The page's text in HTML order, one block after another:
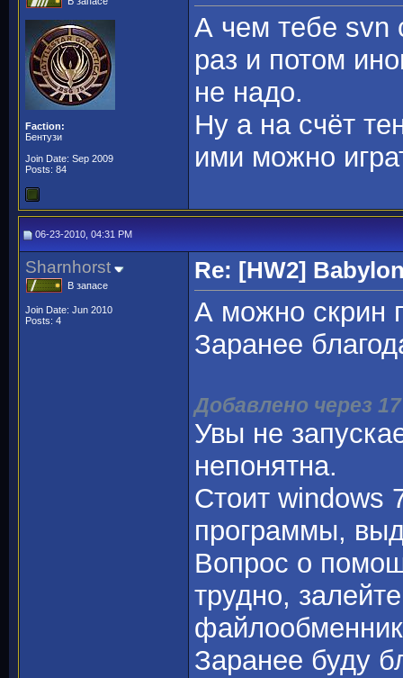
Faction:
Бентузи
Join Date: Sep 2009
Posts: 84
А чем тебе svn
раз и потом
не надо.
Ну а на счёт
ими можно
06-23-2010, 04:31 PM
Sharnhorst
В запасе
Join Date: Jun 2010
Posts: 4
Re: [HW2]
А можно скрин
Заранее
Добавлено через
Увы не
непонятна.
Стоит windows
программы,
Вопрос о
трудно,
файлообменник
Заранее буду